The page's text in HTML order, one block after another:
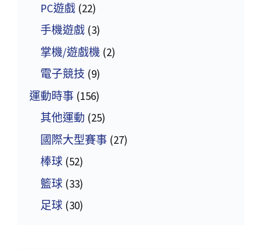
PC遊戲 (22)
手機遊戲 (3)
掌機/遊戲機 (2)
電子競技 (9)
運動時事 (156)
其他運動 (25)
國際大型賽事 (27)
棒球 (52)
籃球 (33)
足球 (30)